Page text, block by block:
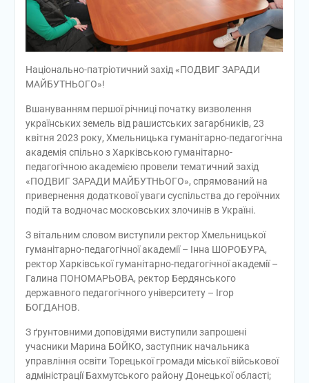
Національно-патріотичний захід «ПОДВИГ ЗАРАДИ
МАЙБУТНЬОГО»!
Вшануванням першої річниці початку визволення
українських земель від рашистських загарбників, 23
квітня 2023 року, Хмельницька гуманітарно-педагогічна
академія спільно з Харківською гуманітарно-
педагогічною академією провели тематичний захід
«ПОДВИГ ЗАРАДИ МАЙБУТНЬОГО», спрямований на
привернення додаткової уваги суспільства до героїчних
подій та водночас московських злочинів в Україні.
З вітальним словом виступили ректор Хмельницької
гуманітарно-педагогічної академії – Інна ШОРОБУРА,
ректор Харківської гуманітарно-педагогічної академії –
Галина ПОНОМАРЬОВА, ректор Бердянського
державного педагогічного університету – Ігор
БОГДАНОВ.
З ґрунтовними доповідями виступили запрошені
учасники Марина БОЙКО, заступник начальника
управління освіти Торецької громади міської військової
адміністрації Бахмутського району Донецької області;